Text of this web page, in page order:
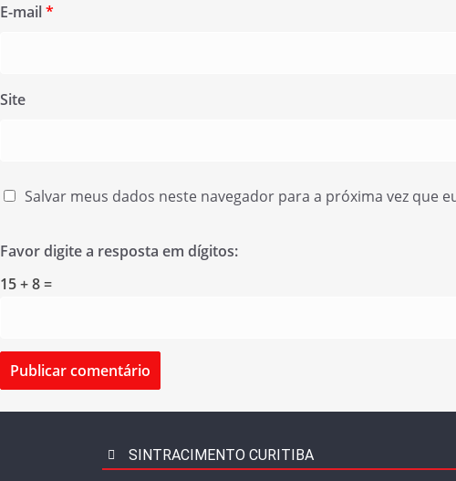
E-mail*
Site
Salvar meus dados neste navegador para a próxima vez que
Favor digite a resposta em dígitos:
15 + 8 =
SINTRACIMENTO CURITIBA